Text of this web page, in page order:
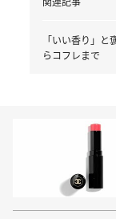
関連記事
「いい香り」
らコフレまで